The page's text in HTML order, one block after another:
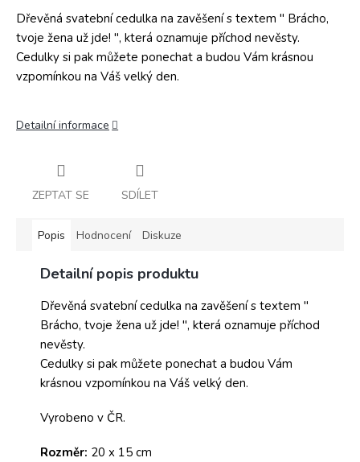
Dřevěná svatební cedulka na zavěšení s textem " Brácho,
tvoje žena už jde! ", která oznamuje příchod nevěsty.
Cedulky si pak můžete ponechat a budou Vám krásnou
vzpomínkou na Váš velký den.
Detailní informace
ZEPTAT SE SDÍLET
Popis Hodnocení Diskuze
Detailní popis produktu
Dřevěná svatební cedulka na zavěšení s textem "
Brácho, tvoje žena už jde! ", která oznamuje příchod
nevěsty.
Cedulky si pak můžete ponechat a budou Vám
krásnou vzpomínkou na Váš velký den.
Vyrobeno v ČR.
Rozměr: 20 x 15 cm